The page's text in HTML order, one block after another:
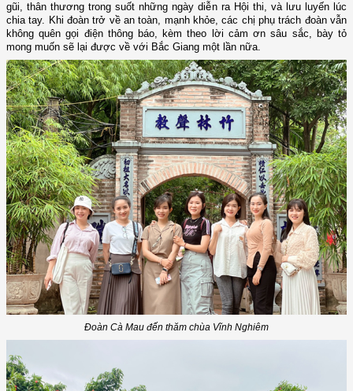
gũi, thân thương trong suốt những ngày diễn ra Hội thi, và lưu luyến lúc
chia tay. Khi đoàn trở về an toàn, mạnh khỏe, các chị phụ trách đoàn vẫn
không quên gọi điện thông báo, kèm theo lời cảm ơn sâu sắc, bày tỏ
mong muốn sẽ lại được về với Bắc Giang một lần nữa.
Đoàn Cà Mau đến thăm chùa Vĩnh Nghiêm